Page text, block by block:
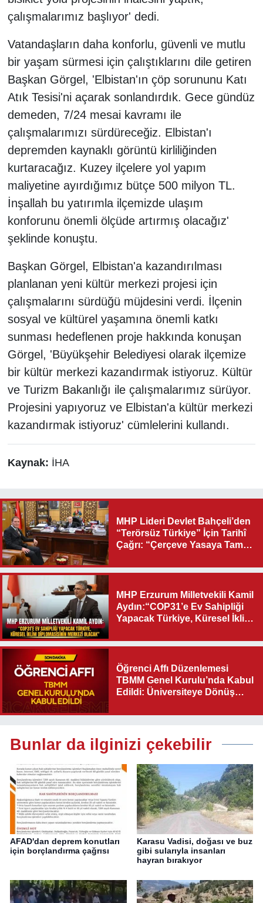
çalışmalarımız başlıyor' dedi.
Vatandaşların daha konforlu, güvenli ve mutlu
bir yaşam sürmesi için çalıştıklarını dile getiren
Başkan Görgel, 'Elbistan'ın çöp sorununu Katı
Atık Tesisi'ni açarak sonlandırdık. Gece gündüz
demeden, 7/24 mesai kavramı ile
çalışmalarımızı sürdüreceğiz. Elbistan'ı
depremden kaynaklı görüntü kirliliğinden
kurtaracağız. Kuzey ilçelere yol yapım
maliyetine ayırdığımız bütçe 500 milyon TL.
İnşallah bu yatırımla ilçemizde ulaşım
konforunu önemli ölçüde artırmış olacağız'
şeklinde konuştu.
Başkan Görgel, Elbistan'a kazandırılması
planlanan yeni kültür merkezi projesi için
çalışmalarını sürdüğü müjdesini verdi. İlçenin
sosyal ve kültürel yaşamına önemli katkı
sunması hedeflenen proje hakkında konuşan
Görgel, 'Büyükşehir Belediyesi olarak ilçemize
bir kültür merkezi kazandırmak istiyoruz. Kültür
ve Turizm Bakanlığı ile çalışmalarımız sürüyor.
Projesini yapıyoruz ve Elbistan'a kültür merkezi
kazandırmak istiyoruz' cümlelerini kullandı.
Kaynak: İHA
MHP Lideri Devlet Bahçeli’den
“Terörsüz Türkiye” İçin Tarihî
Çağrı: “Çerçeve Yasaya Tam
MHP Erzurum Milletvekili Kamil
Aydın:“COP31’e Ev Sahipliği
Yapacak Türkiye, Küresel İklim
Olacak"
Öğrenci Affı Düzenlemesi
TBMM Genel Kurulu’nda Kabul
Edildi: Üniversiteye Dönüş
Bunlar da ilginizi çekebilir
AFAD'dan deprem konutları
için borçlandırma çağrısı
Karasu Vadisi, doğası ve buz
gibi sularıyla insanları
hayran bırakıyor